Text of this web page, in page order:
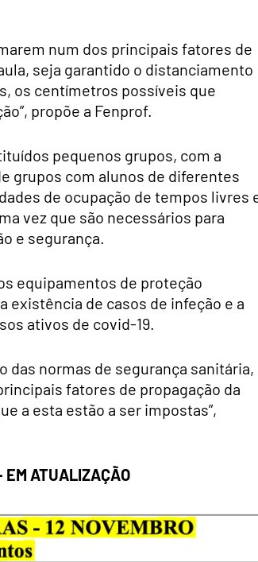
num dos principais fatores de
seja garantido o distanciamento
os centímetros possíveis que
propõe a Fenprof.
pequenos grupos, com a
grupos com alunos de diferentes
de ocupação de tempos livres
vez que são necessários para
e segurança.
equipamentos de proteção
existência de casos de infeção e a
ativos de covid-19.
das normas de segurança sanitária,
fatores de propagação da
a esta estão a ser impostas”,
ATUALIZAÇÃO